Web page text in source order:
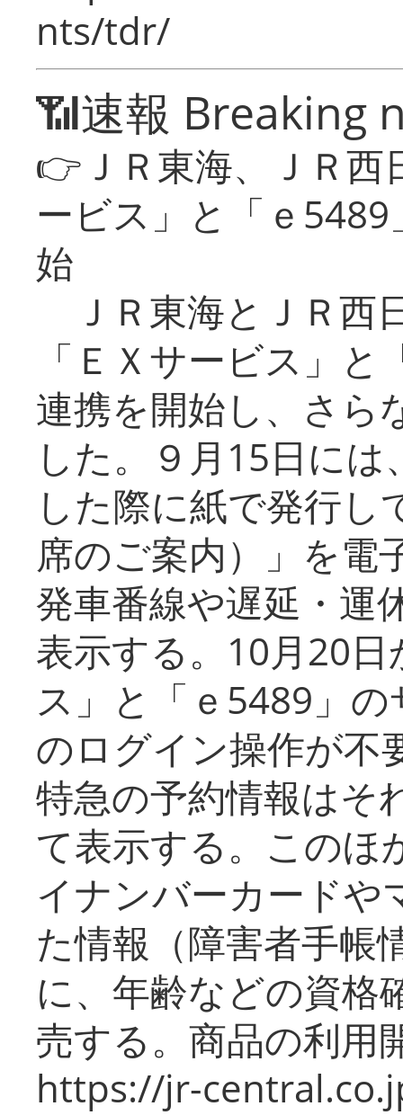
nts/tdr/
📶速報 Breaking
👉ＪＲ東海、ＪＲ
ービス」と「ｅ
始
ＪＲ東海とＪＲ西
「ＥＸサービス」
連携を開始し、さら
した。９月15日に
した際に紙で発行し
席のご案内）」を電
発車番線や遅延・運
表示する。10月20
ス」と「ｅ5489」
のログイン操作が不
特急の予約情報はそ
て表示する。このほ
イナンバーカードや
た情報（障害者手帳
に、年齢などの資格
売する。商品の利用
https://jr-